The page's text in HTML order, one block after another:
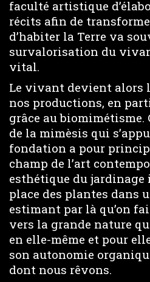
faculté artistique
récits afin de
d’habiter la Terre va
survalorisation du
vital.
Le vivant devient alors
nos productions, en
grâce au
de la mimèsis qui
fondation a pour
champ de l’art
esthétique du
place des plantes dans
estimant par là qu’on
vers la grande nature
en elle-même et pour
son autonomie
dont nous rêvons.